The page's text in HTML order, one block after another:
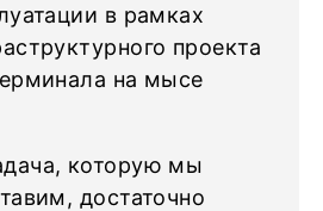
в рамках
проекта
на мысе
которую мы
достаточно